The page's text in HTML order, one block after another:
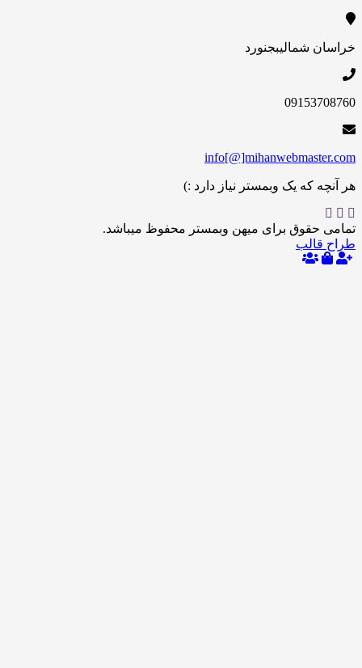
شمالیبجنورد
که یک وبمستر نیاز دارد :)
برای میهن وبمستر محفوظ میباشد.